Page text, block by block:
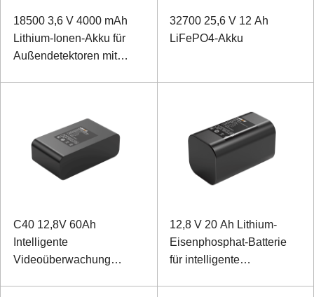
18500 3,6 V 4000 mAh
Lithium-Ionen-Akku für
Außendetektoren mit
32700 25,6 V 12 Ah
LiFePO4-Akku
C40 12,8V 60Ah
Intelligente
Videoüberwachung
12,8 V 20 Ah Lithium-
Eisenphosphat-Batterie
für intelligente